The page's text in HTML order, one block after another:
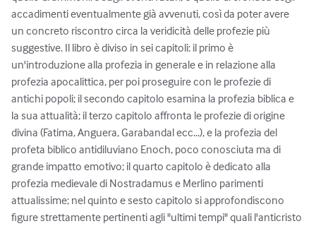
accadimenti eventualmente già avvenuti, così da poter avere
un concreto riscontro circa la veridicità delle profezie più
suggestive. Il libro è diviso in sei capitoli: il primo è
un'introduzione alla profezia in generale e in relazione alla
profezia apocalittica, per poi proseguire con le profezie di
antichi popoli; il secondo capitolo esamina la profezia biblica e
la sua attualità; il terzo capitolo affronta le profezie di origine
divina (Fatima, Anguera, Garabandal ecc...), e la profezia del
profeta biblico antidiluviano Enoch, poco conosciuta ma di
grande impatto emotivo; il quarto capitolo è dedicato alla
profezia medievale di Nostradamus e Merlino parimenti
attualissime; nel quinto e sesto capitolo si approfondiscono
figure strettamente pertinenti agli "ultimi tempi" quali l'anticristo